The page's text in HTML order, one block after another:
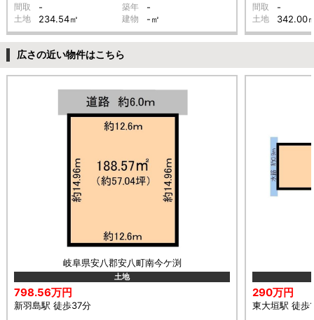
間取 - 築年 -
土地 234.54㎡ 建物 -㎡
間取 -
土地 342.00
広さの近い物件はこちら
岐阜県安八郡安八町南今ケ渕
土地
798.56万円
新羽島駅 徒歩37分
290万円
東大垣駅 徒歩